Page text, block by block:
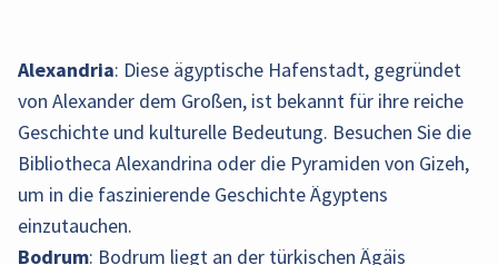
Alexandria: Diese ägyptische Hafenstadt, gegründet
von Alexander dem Großen, ist bekannt für ihre reiche
Geschichte und kulturelle Bedeutung. Besuchen Sie die
Bibliotheca Alexandrina oder die Pyramiden von Gizeh,
um in die faszinierende Geschichte Ägyptens
einzutauchen.
Bodrum: Bodrum liegt an der türkischen Ägäis